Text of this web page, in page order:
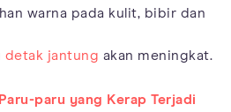
warna pada kulit, bibir dan
detak jantung akan meningkat.
paru yang Kerap Terjadi